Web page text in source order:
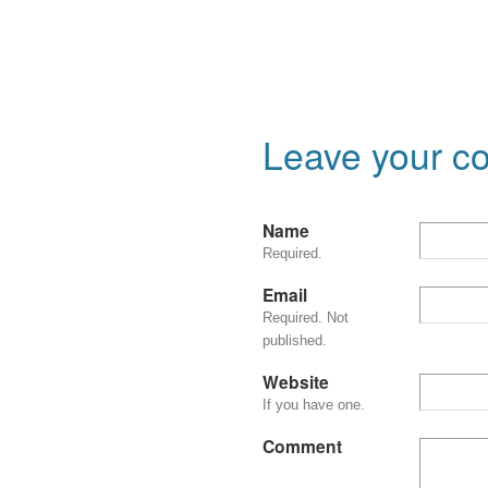
Leave your
Name
Required.
Email
Required. Not
published.
Website
If you have one.
Comment